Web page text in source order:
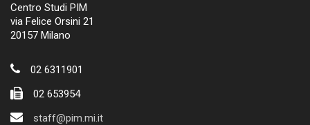
Centro Studi PIM
via Felice Orsini 21
20157 Milano
02 6311901
02 653954
staff@pim.mi.it